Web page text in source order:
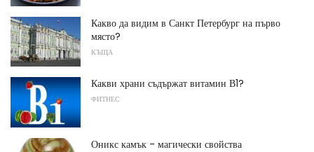
Какво да видим в Санкт Петербург на първо
място?
КЪЩА
Какви храни съдържат витамин В1?
ФИТНЕС
Оникс камък - магически свойства